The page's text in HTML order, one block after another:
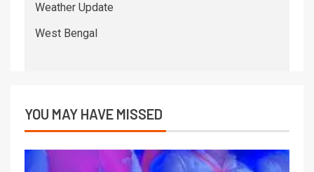
Weather Update
West Bengal
YOU MAY HAVE MISSED